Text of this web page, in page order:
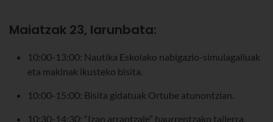
Maiatzak 23, larunbata:
10:00-13:00: Nautika Eskolako nabigazio-simulagailuak
eta makinak ikusteko bisita.
10:00-15:00: Bisita gidatuak Ortube atunontzian.
10:30-14:30: “Izan arrantzale” haurrentzako tailerra,